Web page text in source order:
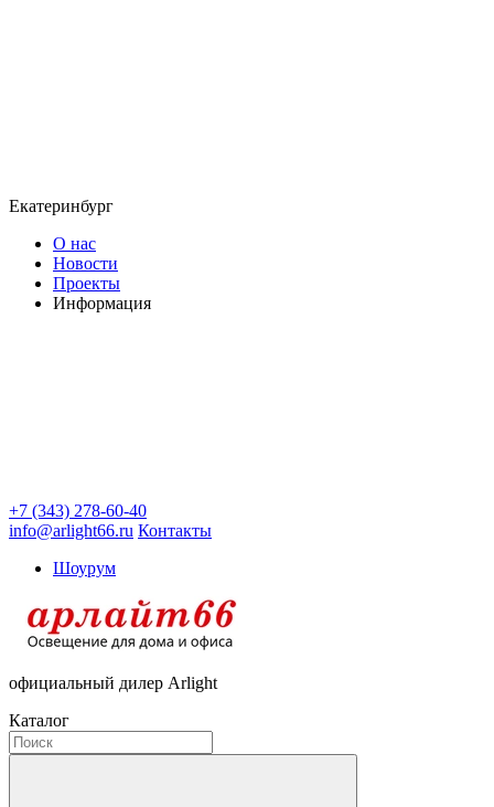
Екатеринбург
О нас
Новости
Проекты
Информация
+7 (343) 278-60-40
info@arlight66.ru Контакты
Шоурум
официальный дилер Arlight
Каталог